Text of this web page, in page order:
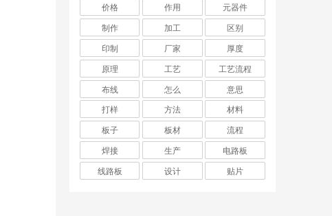
价格
作用
元器件
制作
加工
区别
印制
厂家
厚度
原理
工艺
工艺流程
布线
怎么
意思
打样
方法
材料
板子
板材
流程
焊接
生产
电路板
线路板
设计 贴片